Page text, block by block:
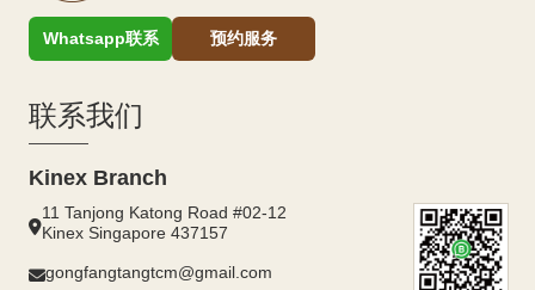
Whatsapp联系 预约服务
联系我们
Kinex Branch
11 Tanjong Katong Road #02-12
Kinex Singapore 437157
gongfangtangtcm@gmail.com